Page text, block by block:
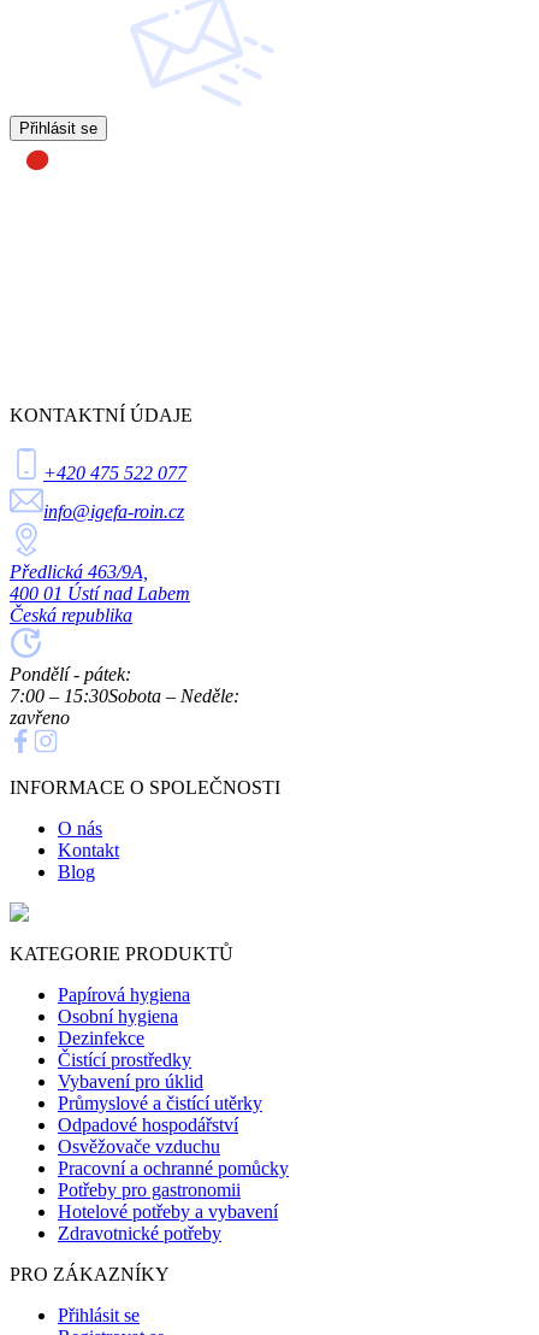
Přihlásit se
KONTAKTNÍ ÚDAJE
+420 475 522 077
info@igefa-roin.cz
Předlická 463/9A,
400 01 Ústí nad Labem
Česká republika
Pondělí - pátek:
7:00 – 15:30Sobota – Neděle:
zavřeno
INFORMACE O SPOLEČNOSTI
O nás
Kontakt
Blog
KATEGORIE PRODUKTŮ
Papírová hygiena
Osobní hygiena
Dezinfekce
Čistící prostředky
Vybavení pro úklid
Průmyslové a čistící utěrky
Odpadové hospodářství
Osvěžovače vzduchu
Pracovní a ochranné pomůcky
Potřeby pro gastronomii
Hotelové potřeby a vybavení
Zdravotnické potřeby
PRO ZÁKAZNÍKY
Přihlásit se